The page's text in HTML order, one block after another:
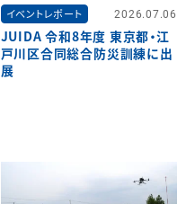
イベントレポート 2026.07.06
JUIDA 令和8年度 東京都・江
戸川区合同総合防災訓練に出
展